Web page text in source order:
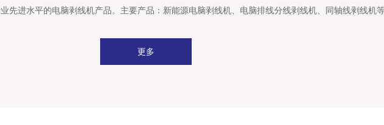
先进水平的电脑剥线机产品。主要产品：新能源电脑剥线机、电脑排线分线剥线机、同轴线剥线机等
更多